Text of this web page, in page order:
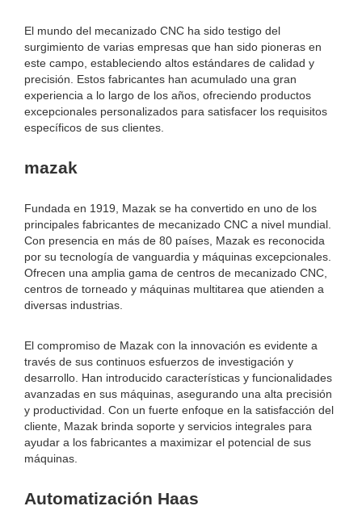
El mundo del mecanizado CNC ha sido testigo del
surgimiento de varias empresas que han sido pioneras en
este campo, estableciendo altos estándares de calidad y
precisión. Estos fabricantes han acumulado una gran
experiencia a lo largo de los años, ofreciendo productos
excepcionales personalizados para satisfacer los requisitos
específicos de sus clientes.
mazak
Fundada en 1919, Mazak se ha convertido en uno de los
principales fabricantes de mecanizado CNC a nivel mundial.
Con presencia en más de 80 países, Mazak es reconocida
por su tecnología de vanguardia y máquinas excepcionales.
Ofrecen una amplia gama de centros de mecanizado CNC,
centros de torneado y máquinas multitarea que atienden a
diversas industrias.
El compromiso de Mazak con la innovación es evidente a
través de sus continuos esfuerzos de investigación y
desarrollo. Han introducido características y funcionalidades
avanzadas en sus máquinas, asegurando una alta precisión
y productividad. Con un fuerte enfoque en la satisfacción del
cliente, Mazak brinda soporte y servicios integrales para
ayudar a los fabricantes a maximizar el potencial de sus
máquinas.
Automatización Haas